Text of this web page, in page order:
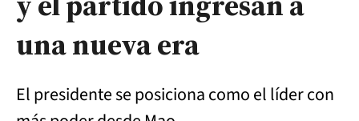
una nueva era
El presidente se posiciona como el líder con